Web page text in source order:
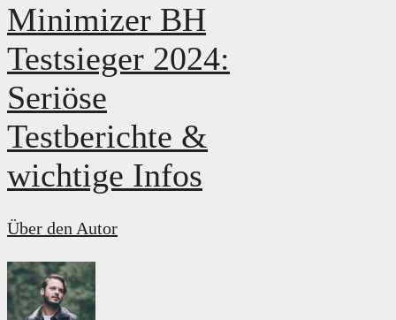
Minimizer BH
Testsieger 2024:
Seriöse
Testberichte &
wichtige Infos
Über den Autor